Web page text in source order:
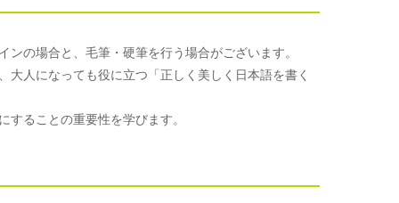
の場合と、毛筆・硬筆を行う場合がございます。
人になっても役に立つ「正しく美しく日本語を書く
ることの重要性を学びます。